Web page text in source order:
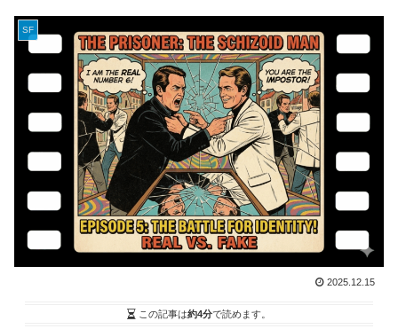
SF
2025.12.15
この記事は約4分で読めます。